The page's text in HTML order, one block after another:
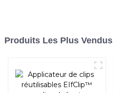
Produits Les Plus Vendus